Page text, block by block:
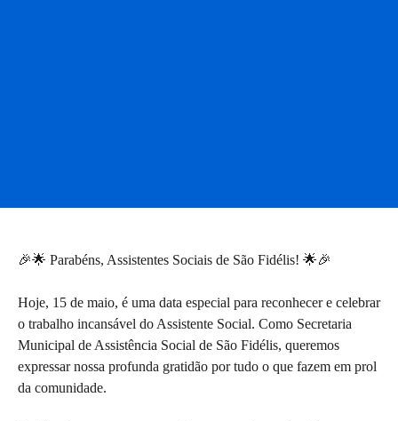
🎉🌟 Parabéns, Assistentes Sociais de São Fidélis! 🌟🎉
Hoje, 15 de maio, é uma data especial para reconhecer e celebrar
o trabalho incansável do Assistente Social. Como Secretaria
Municipal de Assistência Social de São Fidélis, queremos
expressar nossa profunda gratidão por tudo o que fazem em prol
da comunidade.